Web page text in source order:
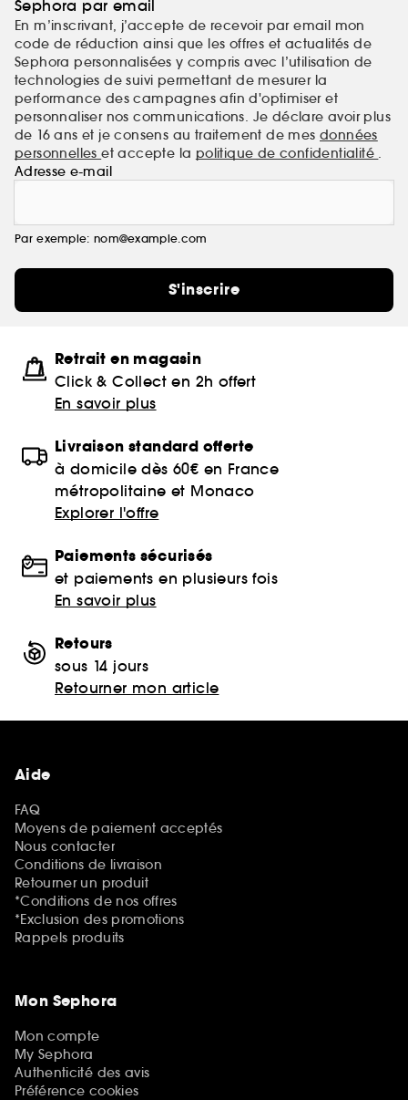
Sephora par email
En m’inscrivant, j’accepte de recevoir par email mon
code de réduction ainsi que les offres et actualités de
Sephora personnalisées y compris avec l’utilisation de
technologies de suivi permettant de mesurer la
performance des campagnes afin d'optimiser et
personnaliser nos communications. Je déclare avoir plus
de 16 ans et je consens au traitement de mes données
personnelleset accepte la politique de confidentialité .
Adresse e-mail
Par exemple: nom@example.com
S'inscrire
Retrait en magasin
Click & Collect en 2h offert
En savoir plus
Livraison standard offerte
à domicile dès 60€ en France
métropolitaine et Monaco
Explorer l'offre
Paiements sécurisés
et paiements en plusieurs fois
En savoir plus
Retours
sous 14 jours
Retourner mon article
Aide
FAQ
Moyens de paiement acceptés
Nous contacter
Conditions de livraison
Retourner un produit
*Conditions de nos offres
*Exclusion des promotions
Rappels produits
Mon Sephora
Mon compte
My Sephora
Authenticité des avis
Préférence cookies